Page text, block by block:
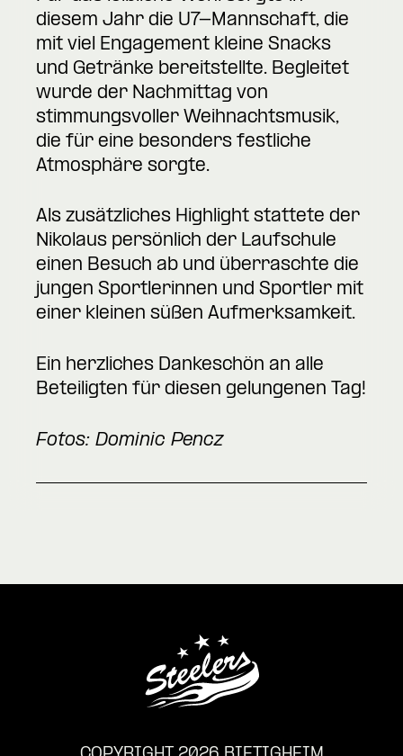
diesem Jahr die U7-Mannschaft, die
mit viel Engagement kleine Snacks
und Getränke bereitstellte. Begleitet
wurde der Nachmittag von
stimmungsvoller Weihnachtsmusik,
die für eine besonders festliche
Atmosphäre sorgte.
Als zusätzliches Highlight stattete der
Nikolaus persönlich der Laufschule
einen Besuch ab und überraschte die
jungen Sportlerinnen und Sportler mit
einer kleinen süßen Aufmerksamkeit.
Ein herzliches Dankeschön an alle
Beteiligten für diesen gelungenen Tag!
Fotos: Dominic Pencz